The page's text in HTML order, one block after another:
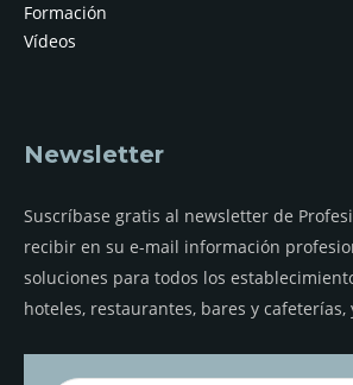
Formación
Vídeos
Newsletter
Suscríbase gratis al newsletter de
recibir en su e-mail información
soluciones para todos los
hoteles, restaurantes, bares y cafeterías,